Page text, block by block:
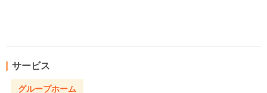
サービス
グループホーム